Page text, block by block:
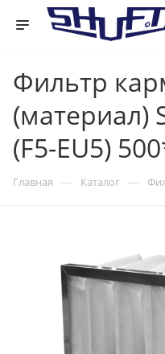
Фильтр
(материал)
(F5-EU5)
Главная — Каталог —